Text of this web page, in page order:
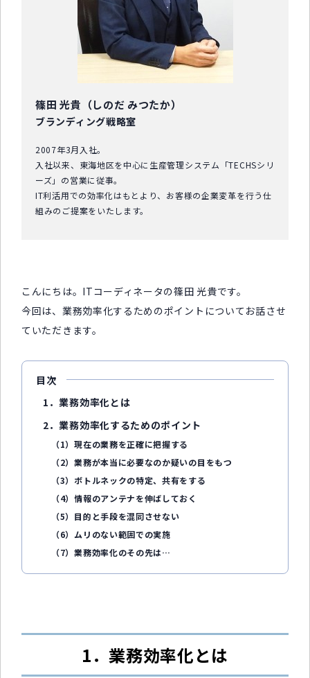
篠田 光貴（しのだ みつたか）
ブランディング戦略室
2007年3月入社。
入社以来、東海地区を中心に生産管理システム「TECHSシリ
ーズ」の営業に従事。
IT利活用での効率化はもとより、お客様の企業変革を行う仕
組みのご提案をいたします。
こんにちは。ITコーディネータの篠田 光貴です。
今回は、業務効率化するためのポイントについてお話させ
ていただきます。
目次
1．業務効率化とは
2．業務効率化するためのポイント
（1）現在の業務を正確に把握する
（2）業務が本当に必要なのか疑いの目をもつ
（3）ボトルネックの特定、共有をする
（4）情報のアンテナを伸ばしておく
（5）目的と手段を混同させない
（6）ムリのない範囲での実施
（7）業務効率化のその先は…
1．業務効率化とは